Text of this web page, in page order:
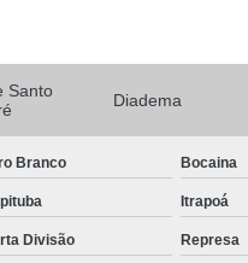
Santo
Diadema
Branco Bocaina
Itrapoá
Divisão Represa